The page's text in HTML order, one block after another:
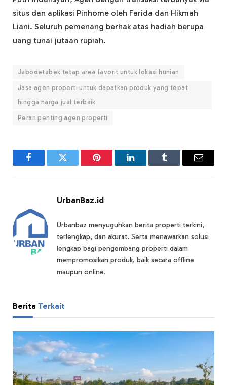
situs dan aplikasi Pinhome oleh Farida dan Hikmah
Liani. Seluruh pemenang berhak atas hadiah berupa
uang tunai jutaan rupiah.
Jabodetabek tetap area favorit untuk lokasi hunian
Jasa agen properti untuk dapatkan produk yang tepat
hingga harga jual terbaik
Peran penting agen properti
FacebookTwitter Pinterest LinkedInTumblr Email
UrbanBaz.id
Urbanbaz menyuguhkan berita properti terkini,
terlengkap, dan akurat. Serta menawarkan solusi
lengkap bagi pengembang properti dalam
mempromosikan produk, baik secara offline
maupun online.
Berita Terkait